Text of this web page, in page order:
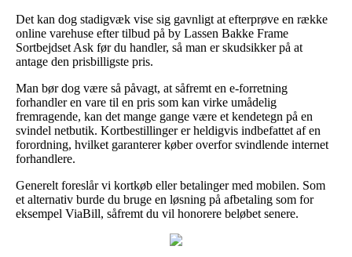
Det kan dog stadigvæk vise sig gavnligt at efterprøve en række
online varehuse efter tilbud på by Lassen Bakke Frame
Sortbejdset Ask før du handler, så man er skudsikker på at
antage den prisbilligste pris.
Man bør dog være så påvagt, at såfremt en e-forretning
forhandler en vare til en pris som kan virke umådelig
fremragende, kan det mange gange være et kendetegn på en
svindel netbutik. Kortbestillinger er heldigvis indbefattet af en
forordning, hvilket garanterer køber overfor svindlende internet
forhandlere.
Generelt foreslår vi kortkøb eller betalinger med mobilen. Som
et alternativ burde du bruge en løsning på afbetaling som for
eksempel ViaBill, såfremt du vil honorere beløbet senere.